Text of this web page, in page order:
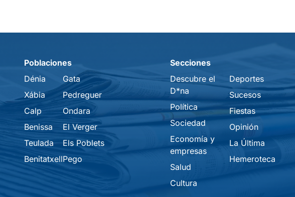
Poblaciones
Dénia
Xábia
Calp
Benissa
Teulada
Benitatxell
Gata
Pedreguer
Ondara
El Verger
Els Poblets
Pego
Secciones
Descubre el
D*na
Política
Sociedad
Economía y
empresas
Salud
Cultura
Deportes
Sucesos
Fiestas
Opinión
La Última
Hemeroteca